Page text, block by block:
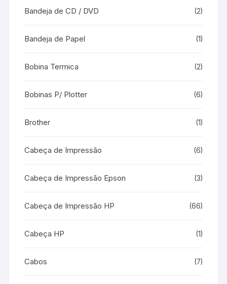
Bandeja de CD / DVD (2)
Bandeja de Papel (1)
Bobina Termica (2)
Bobinas P/ Plotter (6)
Brother (1)
Cabeça de Impressão (6)
Cabeça de Impressão Epson (3)
Cabeça de Impressão HP (66)
Cabeça HP (1)
Cabos (7)